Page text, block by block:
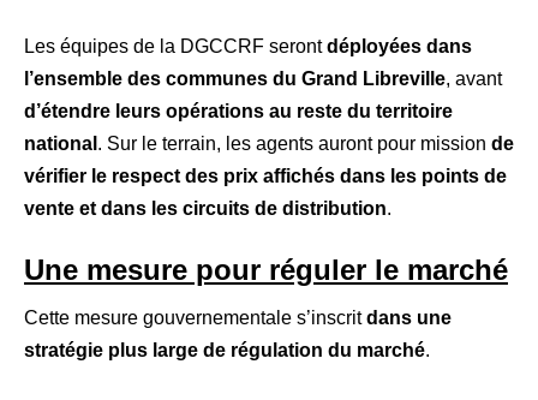
Les équipes de la DGCCRF serontdéployées dans
l’ensemble des communes du Grand Libreville, avant
d’étendre leurs opérations au reste du territoire
national . Sur le terrain, les agents auront pour mission de
vérifier le respect des prix affichés dans les points de
vente et dans les circuits de distribution.
Une mesure pour réguler le marché
Cette mesure gouvernementale s’inscritdans une
stratégie plus large de régulation du marché.